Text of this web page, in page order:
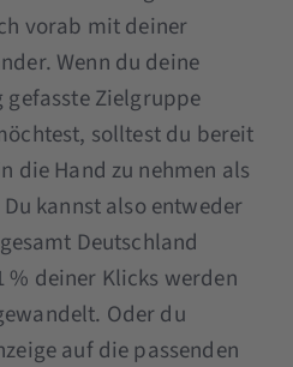
vorab mit deiner
Wenn du deine
gefasste Zielgruppe
solltest du bereit
die Hand zu nehmen als
kannst also entweder
Deutschland
% deiner Klicks werden
Oder du
auf die passenden